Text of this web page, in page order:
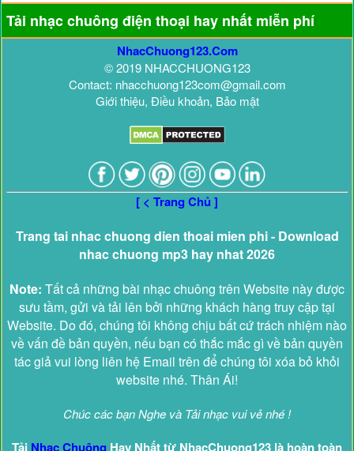
Tải nhạc chuông điện thoại hay nhất miễn phí
NhacChuong123.Com
© 2019 NHACCHUONG123
Contact: nhacchuong123com@gmail.com
Giới thiệu, Điều khoản, Bảo mật
[ < Trang Chủ ]
Trang tai nhac chuong dien thoai mien phi - Download
nhac chuong mp3 hay nhat 2026
Note: Tất cả những bài nhạc chuông trên Website này được
sưu tầm, gửi và tải lên bởi những khách hàng truy cập tại
Website. Do đó, chúng tôi không chịu bất cứ trách nhiệm nào
về vấn đề bản quyền, nếu bạn có thắc mắc gì về bản quyền
tác giả vui lòng liên hệ Email trên để chúng tôi xóa bỏ khỏi
website nhé. Thân Ái!
Chúc các bạn Nghe và Tải nhạc vui vẻ nhé !
Tải Nhạc Chuông Hay Nhất từ NhacChuong123 là hoàn toàn